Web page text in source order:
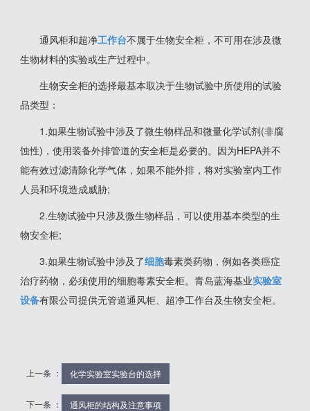
通风柜和超净工作台不属于生物安全柜，不可用在涉及微
生物材料的实验或生产过程中。
生物安全柜的选择最基本取决于生物试验中所使用的试验
品类型：
1.如果生物试验中涉及了微生物样品和微量化学试剂(非腐
蚀性)，使用装备外排管道的安全柜是必要的。因为HEPA并不
能有效过滤清除化学气体，如果不能外排，将对实验室内工作
人员和环境造成威胁;
2.生物试验中只涉及微生物样品，可以使用基本类型的生
物安全柜;
3.如果生物试验中涉及了细胞毒素类药物，例如各类癌症
治疗药物，必须使用的细胞毒素安全柜。青岛蓝海基业实验室
设备有限公司提供无管道通风柜、超净工作台及生物安全柜。
上一条 ： 化学实验室实验台的选择
下一条 ： 通风柜的结构及注意事项